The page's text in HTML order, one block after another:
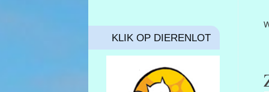
KLIK OP DIERENLOT